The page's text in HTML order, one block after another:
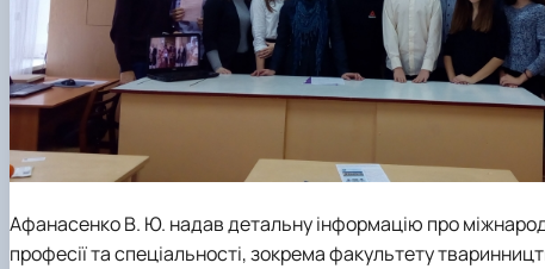
Афанасенко В. Ю. надав детальну інформацію про
професії та спеціальності, зокремафакультету